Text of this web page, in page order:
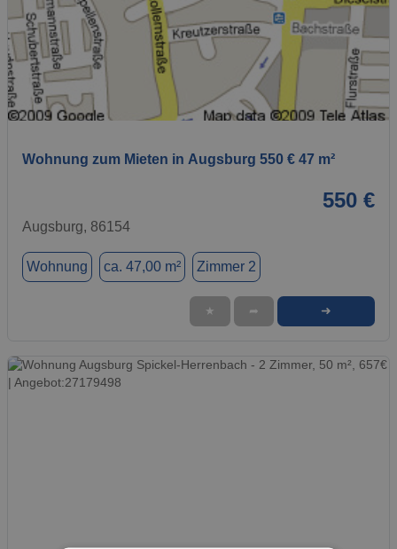
1 / 1
Wohnung zum Mieten in Augsburg 550 € 47 m²
550 €
Augsburg, 86154
Wohnung ca. 47,00 m² Zimmer 2
★ ➦ ➜